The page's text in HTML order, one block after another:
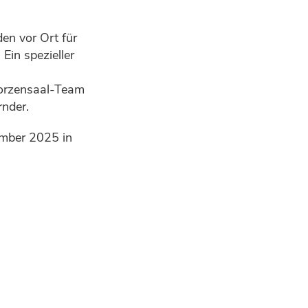
vor Ort für
spezieller
Team
2025 in